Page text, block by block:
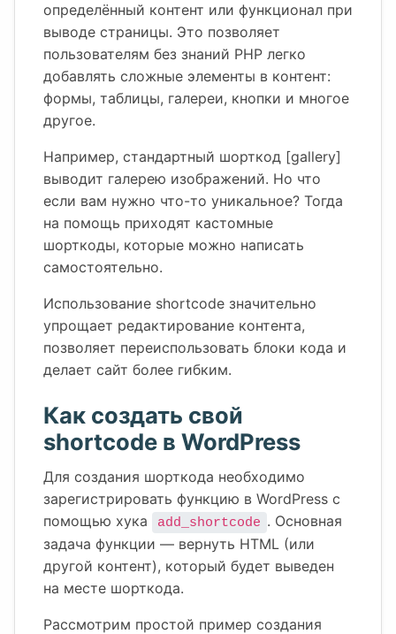
определённый контент или функционал при
выводе страницы. Это позволяет
пользователям без знаний PHP легко
добавлять сложные элементы в контент:
формы, таблицы, галереи, кнопки и многое
другое.
Например, стандартный шорткод [gallery]
выводит галерею изображений. Но что
если вам нужно что-то уникальное? Тогда
на помощь приходят кастомные
шорткоды, которые можно написать
самостоятельно.
Использование shortcode значительно
упрощает редактирование контента,
позволяет переиспользовать блоки кода и
делает сайт более гибким.
Как создать свой
shortcode в WordPress
Для создания шорткода необходимо
зарегистрировать функцию в WordPress с
помощью хука
add_shortcode . Основная
задача функции — вернуть HTML (или
другой контент), который будет выведен
на месте шорткода.
Рассмотрим простой пример создания